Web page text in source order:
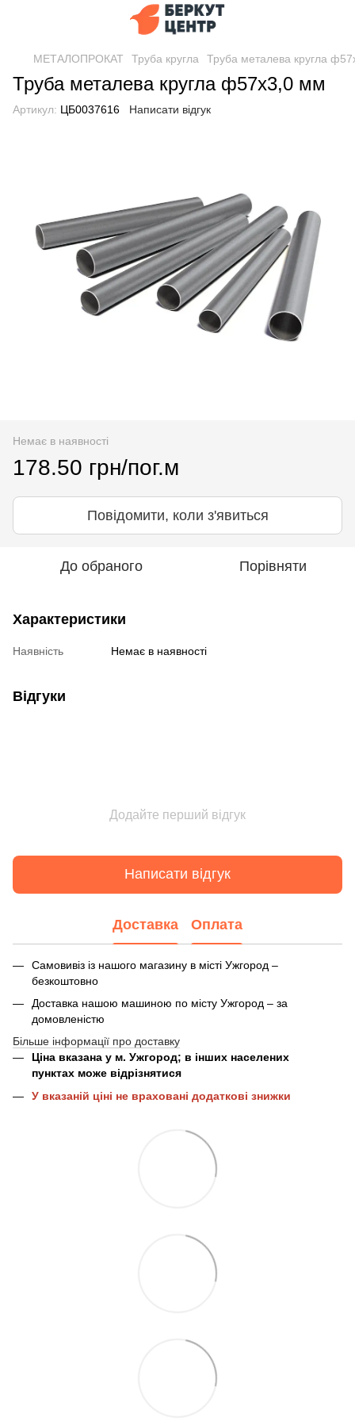
МЕТАЛОПРОКАТ Труба кругла Труба металева кругла
Труба металева кругла ф57х3,0 мм
Артикул: ЦБ0037616 Написати відгук
Немає в наявності
178.50 грн/пог.м
Повідомити, коли з'явиться
До обраного Порівняти
Характеристики
Наявність Немає в наявності
Відгуки
Додайте перший відгук
Написати відгук
Доставка Оплата
Самовивіз із нашого магазину в місті Ужгород –
безкоштовно
Доставка нашою машиною по місту Ужгород – за
домовленістю
Більше інформації про доставку
Ціна вказана у м. Ужгород; в інших населених
пунктах може відрізнятися
У вказаній ціні не враховані додаткові знижки